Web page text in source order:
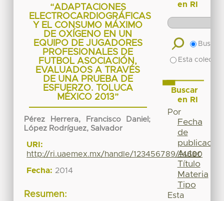
“ADAPTACIONES
ELECTROCARDIOGRÁFICAS
Y EL CONSUMO MÁXIMO
DE OXÍGENO EN UN
EQUIPO DE JUGADORES
PROFESIONALES DE
FUTBOL ASOCIACIÓN,
EVALUADOS A TRAVÉS
DE UNA PRUEBA DE
ESFUERZO. TOLUCA
MÉXICO 2013”
Pérez Herrera, Francisco Daniel ;
López Rodríguez, Salvador
URI:
http://ri.uaemex.mx/handle/123456789/14680
Fecha: 2014
Resumen:
en RI
Buscar
Esta
Buscar
en RI
Por
Fecha
de
publicación
Autor
Título
Materia
Tipo
Esta